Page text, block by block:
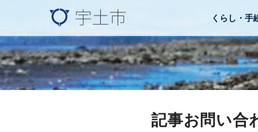
くらし・手
記事お問い合